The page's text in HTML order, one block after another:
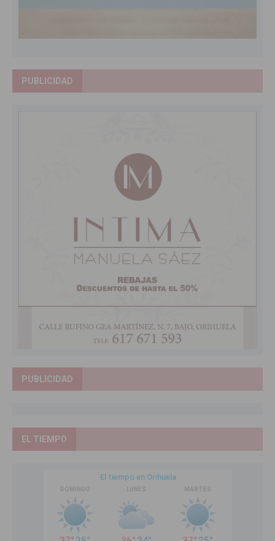
PUBLICIDAD
PUBLICIDAD
EL TIEMPO